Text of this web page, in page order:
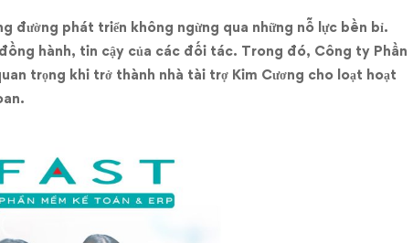
đường phát triển không ngừng qua những nỗ lực bền bỉ.
hành, tin cậy của các đối tác. Trong đó, Công ty Phần
trọng khi trở thành nhà tài trợ Kim Cương cho loạt hoạt